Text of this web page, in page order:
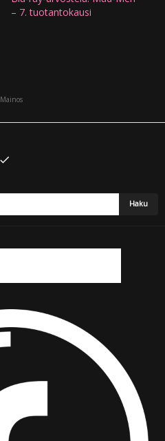
– 7. tuotantokausi
Mainos